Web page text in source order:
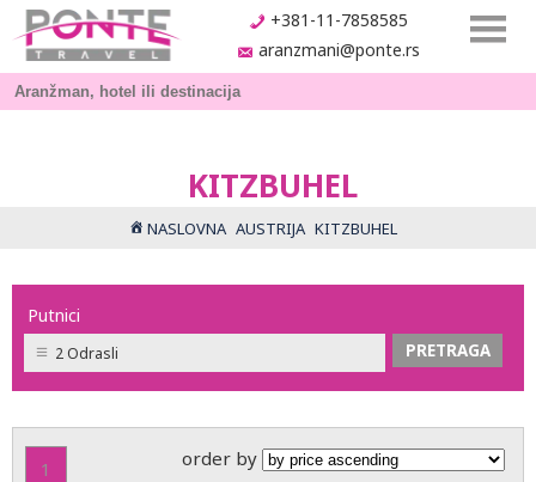
+381-11-7858585
aranzmani@ponte.rs
KITZBUHEL
NASLOVNA AUSTRIJA KITZBUHEL
Putnici
2 Odrasli
1 order by